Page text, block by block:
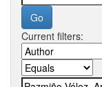
Current filters: